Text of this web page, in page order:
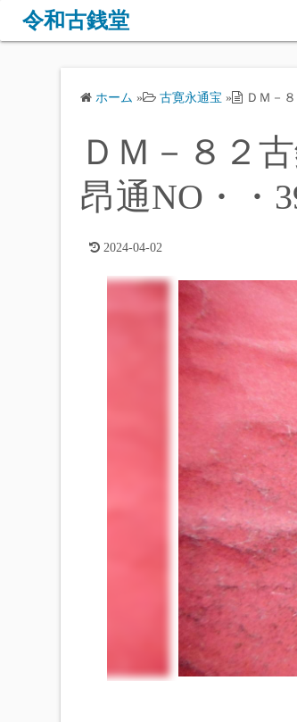
令和古銭堂
ホーム » 古寛永通宝 » ＤＭ－
ＤＭ－８２
昂通NO・・
2024-04-02